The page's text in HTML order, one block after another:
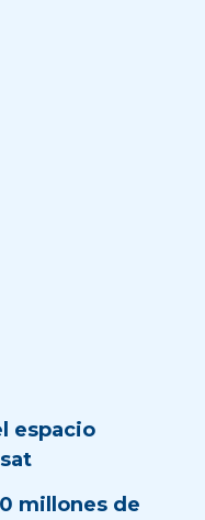
espacio
millones de